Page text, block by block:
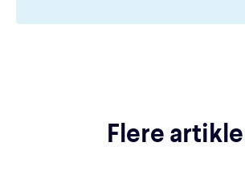
Flere